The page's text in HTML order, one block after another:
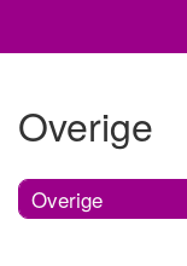
Overige
Overige